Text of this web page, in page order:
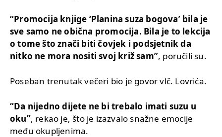
“Promocija knjige ‘Planina suza bogova’ bila je
sve samo ne obična promocija. Bila je to lekcija
o tome što znači biti čovjek i podsjetnik da
nitko ne mora nositi svoj križ sam”, poručili su.
Poseban trenutak večeri bio je govor vlč. Lovrića.
“Da nijedno dijete ne bi trebalo imati suzu u
oku”, rekao je, što je izazvalo snažne emocije
među okupljenima.